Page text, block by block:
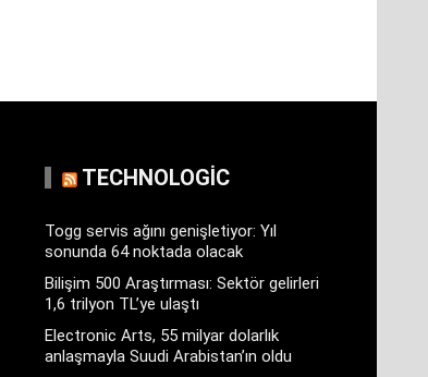
TECHNOLOGIC
Togg servis ağını genişletiyor: Yıl
sonunda 64 noktada olacak
Bilişim 500 Araştırması: Sektör gelirleri
1,6 trilyon TL’ye ulaştı
Electronic Arts, 55 milyar dolarlık
anlaşmayla Suudi Arabistan’ın oldu